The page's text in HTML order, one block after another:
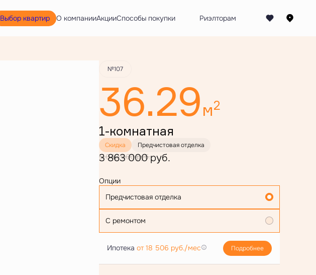
Выбор квартир О компанииАкцииСпособы покупки Забронировать
№107
36.29м2
1-комнатная
Скидка Предчистовая отделка
5 049 000 руб.
3 863 000 руб.
Опции
Предчистовая отделка
С ремонтом
Ипотека от 18 506 руб./мес Подробнее